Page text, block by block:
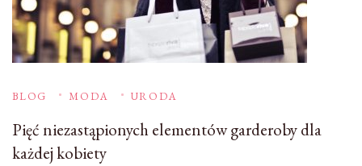
BLOG MODA URODA
Pięć niezastąpionych elementów garderoby dla
każdej kobiety